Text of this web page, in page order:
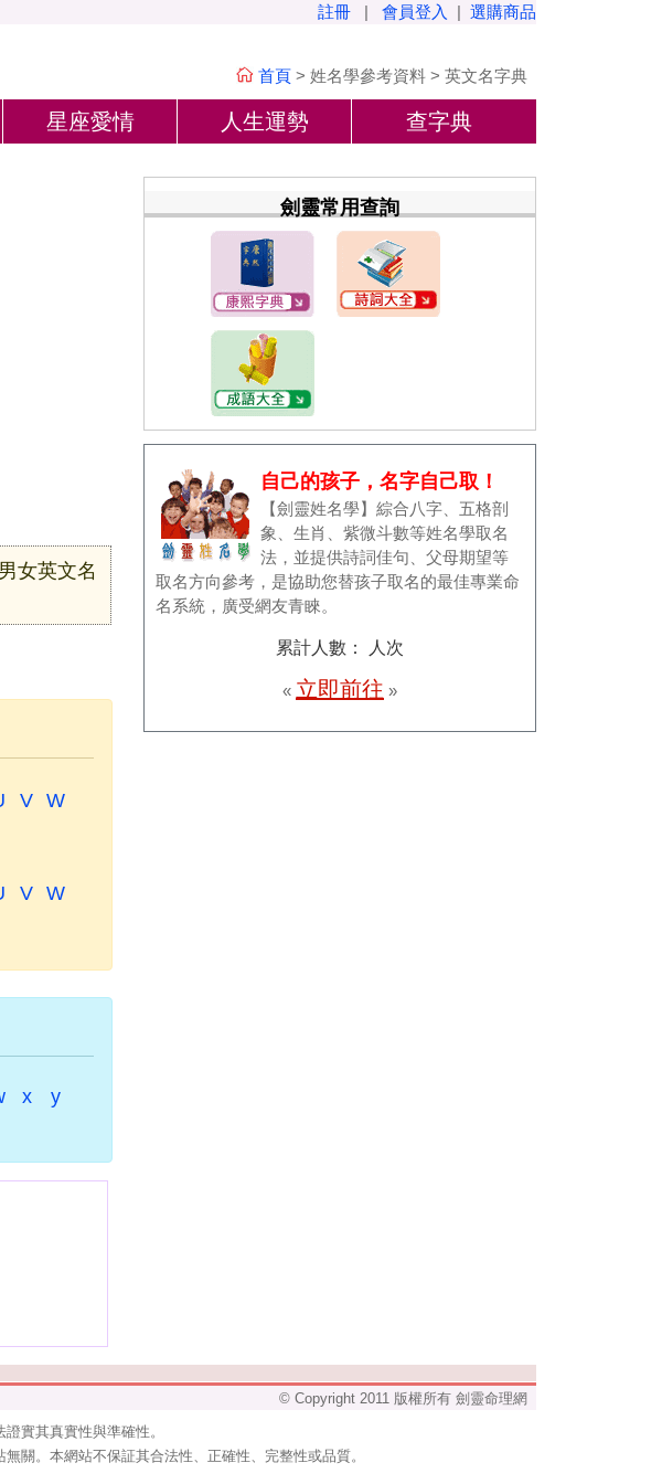
註冊 | 會員登入 | 選購商品
首頁 > 姓名學參考資料 > 英文名字典
星座愛情 人生運勢 查字典
女英文名
V W
V W
x
y
劍靈常用查詢
自己的孩子，名字自己取！
【劍靈姓名學】綜合八字、五格剖
象、生肖、紫微斗數等姓名學取名
法，並提供詩詞佳句、父母期望等
取名方向參考，是協助您替孩子取名的最佳專業命
名系統，廣受網友青睞。
累計人數： 人次
« 立即前往 »
© Copyright 2011 版權所有 劍靈命理網
實其真實性與準確性。
關。本網站不保証其合法性、正確性、完整性或品質。